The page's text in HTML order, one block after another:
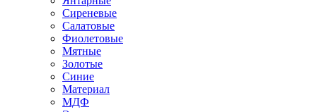
Сиреневые
Салатовые
Фиолетовые
Мятные
Золотые
Синие
Материал
МДФ